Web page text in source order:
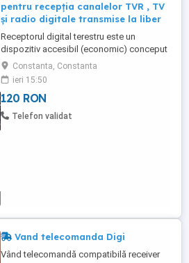
pentru recepția canalelor TVR , TV
și radio digitale transmise la liber
Receptorul digital terestru este un
dispozitiv accesibil (economic) conceput
pentru recepția canalelor TV și radio
digitale transmise la liber (Free-to-Air),
compatibil cu standardele moderne de
transmisie DVB-T2 C. Caracteristici
principale Recepție Digitală: Compatibil cu
Constanta, Constanta
ieri 15:50
120 RON
Telefon validat
Vand telecomanda Digi
Vând telecomandă compatibilă receiver